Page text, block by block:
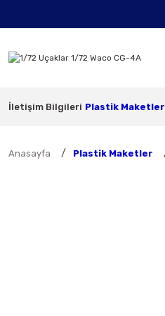
İletişim Bilgileri Plastik Maketler
Anasayfa Plastik Maketler